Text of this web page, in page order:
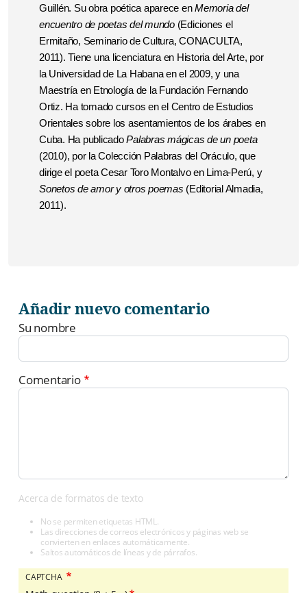
Guillén. Su obra poética aparece enMemoria del
encuen­tro de poetas del mundo(Edi­ciones el
Ermitaño, Se­minario de Cultura, CONACULTA,
2011). Tiene una licenciatura en Historia del Arte, por
la Universidad de La Habana en el 2009, y una
Maestría en Etnolo­gía de la Fundación Fernando
Ortiz. Ha tomado cur­sos en el Centro de Estudios
Orientales sobre los asen­tamientos de los árabes en
Cuba. Ha publi­cadoPa­labras mágicas de un poeta
(2010), por la Colección Palabras del Oráculo, que
di­rige el poeta Cesar Toro Montalvo en Lima-Perú, y
Sonetos de amor y otros poemas (Editorial Almadia,
2011).
Añadir nuevo comentario
Su nombre
Comentario
Acerca de formatos de texto
No se permiten etiquetas HTML.
Las direcciones de correos electrónicos y páginas web se
convierten en enlaces automáticamente.
Saltos automáticos de líneas y de párrafos.
CAPTCHA